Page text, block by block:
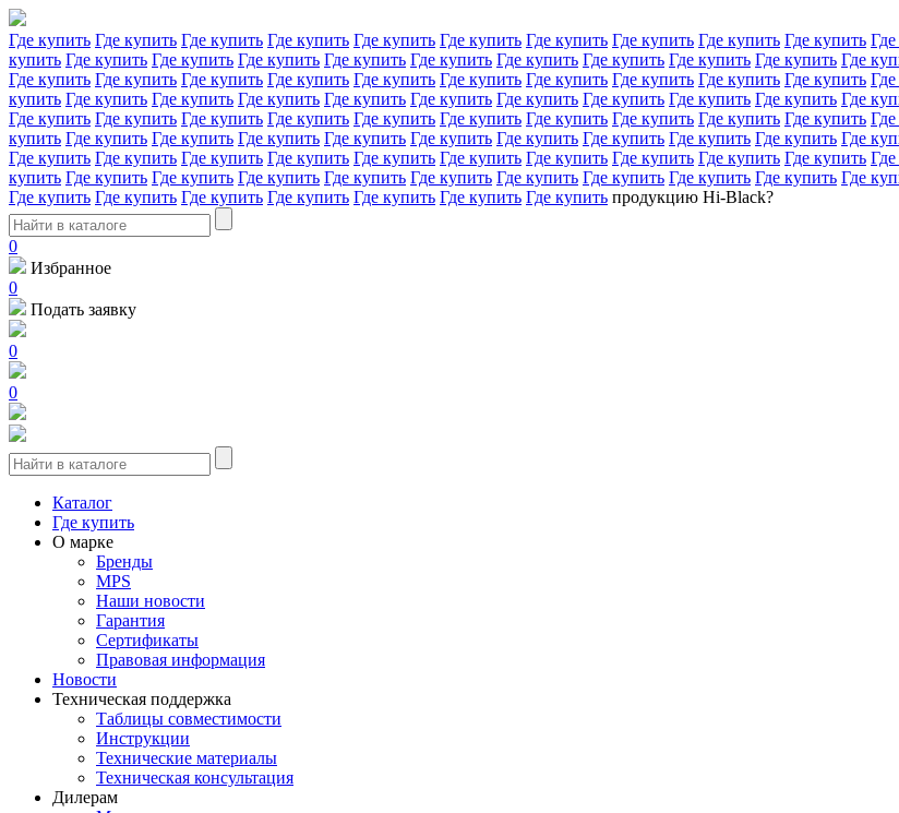
Где купить Где купить Где купить Где купить Где купить Где купить Где купить Где купить Где купить Где купить
купить Где купить Где купить Где купить Где купить Где купить Где купить Где купить Где купить Где купить Где
Где купить Где купить Где купить Где купить Где купить Где купить Где купить Где купить Где купить Где купить
купить Где купить Где купить Где купить Где купить Где купить Где купить Где купить Где купить Где купить Где
Где купить Где купить Где купить Где купить Где купить Где купить Где купить Где купить Где купить Где купить
купить Где купить Где купить Где купить Где купить Где купить Где купить Где купить Где купить Где купить Где
Где купить Где купить Где купить Где купить Где купить Где купить Где купить Где купить Где купить Где купить
купить Где купить Где купить Где купить Где купить Где купить Где купить Где купить Где купить Где купить Где
Где купить Где купить Где купить Где купить Где купить Где купить Где купить продукцию Hi-Black?
0
Избранное
0
Подать заявку
0
0
Каталог
Где купить
О марке
Бренды
MPS
Наши новости
Гарантия
Сертификаты
Правовая информация
Новости
Техническая поддержка
Таблицы совместимости
Инструкции
Технические материалы
Техническая консультация
Дилерам